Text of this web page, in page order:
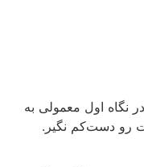
نگاه اول معمولی به
رو دست‌کم نگیر.